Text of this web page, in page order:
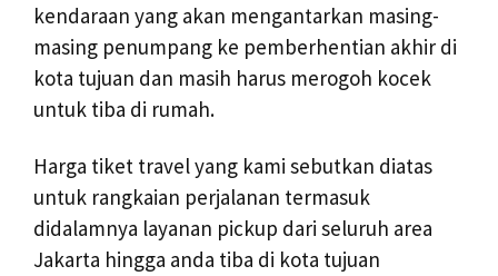
kendaraan yang akan mengantarkan masing-
masing penumpang ke pemberhentian akhir di
kota tujuan dan masih harus merogoh kocek
untuk tiba di rumah.
Harga tiket travel yang kami sebutkan diatas
untuk rangkaian perjalanan termasuk
didalamnya layanan pickup dari seluruh area
Jakarta hingga anda tiba di kota tujuan